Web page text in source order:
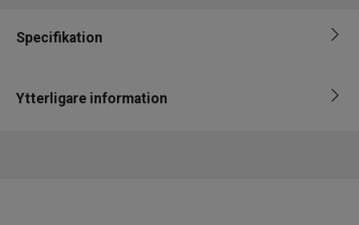
Specifikation
Produkttyp
Ytterligare information